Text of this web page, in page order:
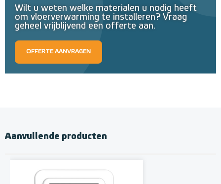
Wilt u weten welke materialen u nodig heeft
om vloerverwarming te installeren? Vraag
geheel vrijblijvend een offerte aan.
OFFERTE AANVRAGEN
Aanvullende producten